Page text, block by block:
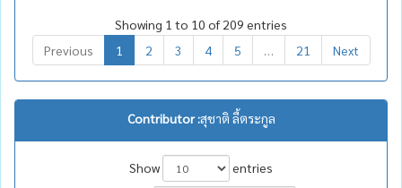
Showing 1 to 10 of 209 entries
Previous
1 2 3 4 5 21 Next
Contributor :สุชาติ ลี้ตระกูล
Show
entries